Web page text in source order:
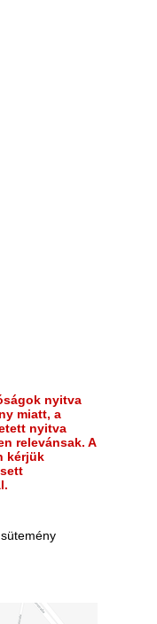
nyitva
miatt, a
nyitva
relevánsak. A
kérjük